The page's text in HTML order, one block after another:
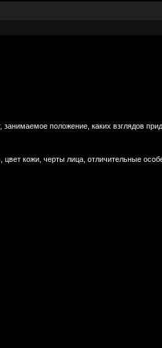
положение, каких взглядов
кожи, черты лица, отличительные